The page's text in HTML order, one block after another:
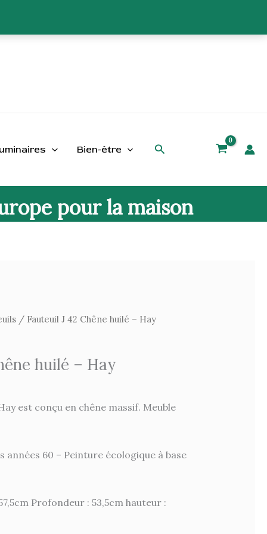
Bien-être Rechercher
pour la maison
/ Fauteuil J 42 Chêne huilé – Hay
huilé – Hay
est conçu en chêne massif. Meuble
années 60 – Peinture écologique à base
Profondeur : 53,5cm hauteur :